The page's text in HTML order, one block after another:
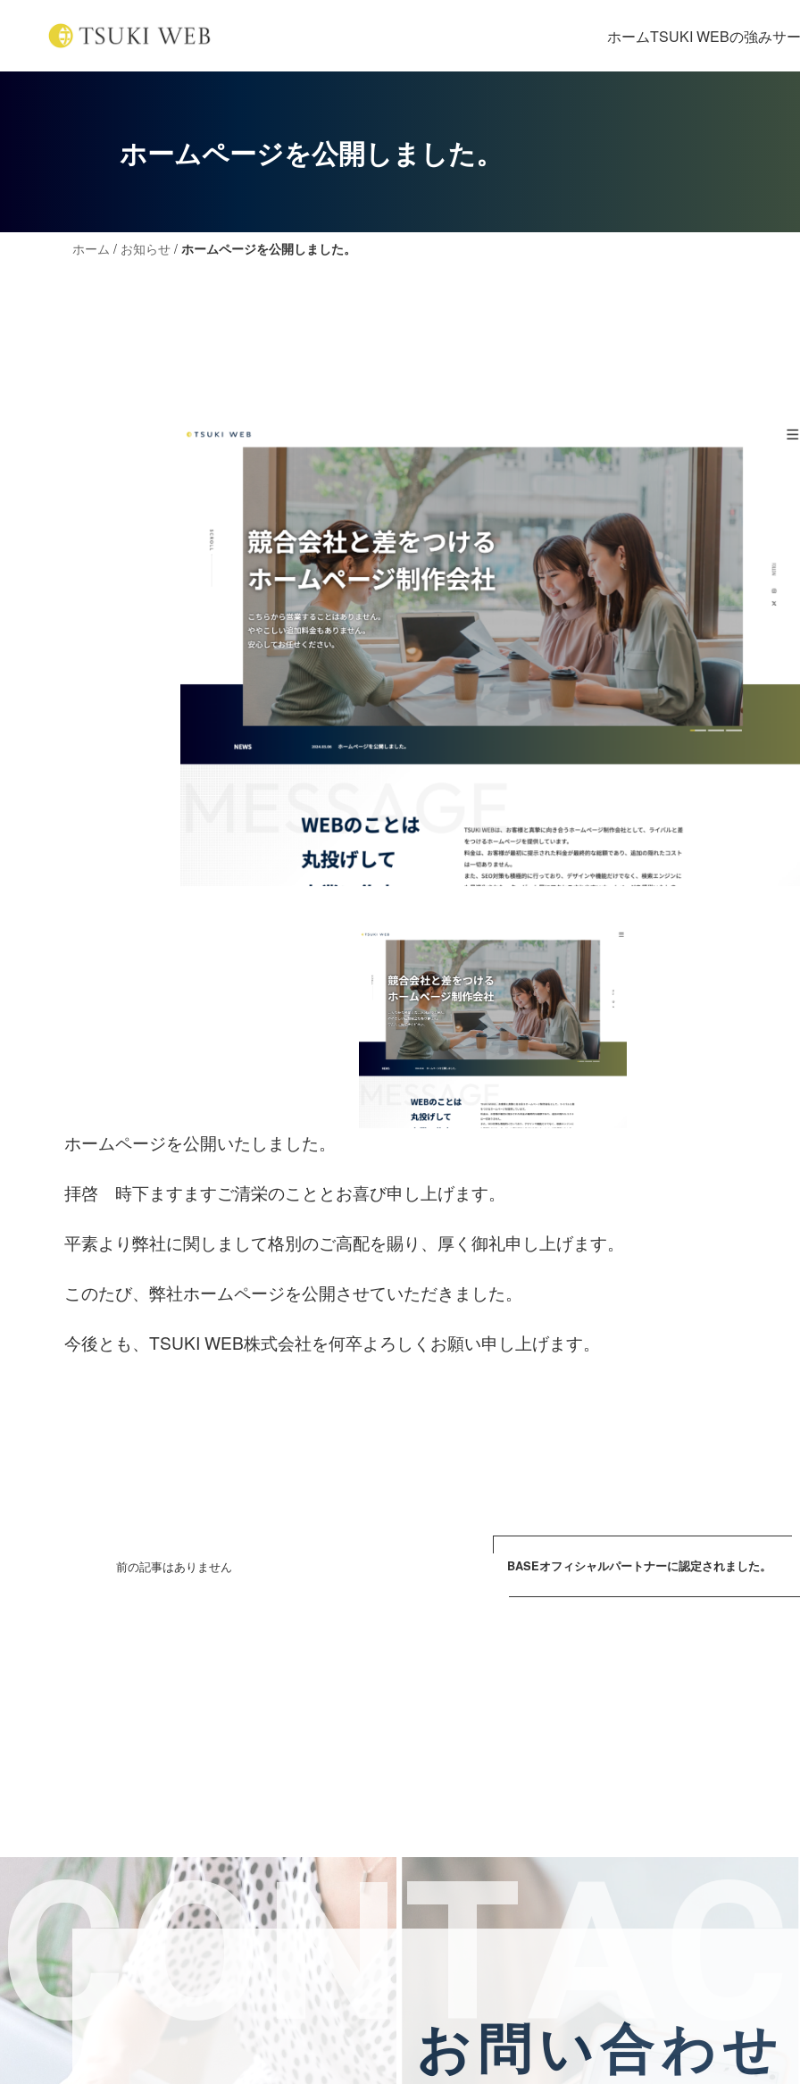
ホームTSUKI WEBの強みサ
ホームページを公開しました。
ホーム / お知らせ/ ホームページを公開しました。
ホームページを公開いたしました。
拝啓 時下ますますご清栄のこととお喜び申し上げます。
平素より弊社に関しまして格別のご高配を賜り、厚く御礼申し上げます。
このたび、弊社ホームページを公開させていただきました。
今後とも、TSUKI WEB株式会社を何卒よろしくお願い申し上げます。
前の記事はありません BASEオフィシャルパートナーに認定されました。
CONTAC
お問い合わせ